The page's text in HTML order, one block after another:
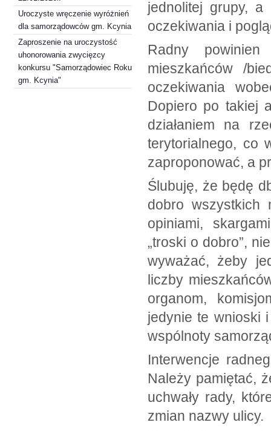
Uroczyste wręczenie wyróżnień
dla samorządowców gm. Kcynia
Zaproszenie na uroczystość
uhonorowania zwycięzcy
konkursu "Samorządowiec Roku
gm. Kcynia"
jednolitej grupy, a
oczekiwania i
Radny
mieszkańców /
oczekiwania
Dopiero po takiej
działaniem na
terytorialnego, co
zaproponować, a
Ślubuję, że będę
dobro wszystkich
opiniami,
„troski o dobro”,
wyważać, żeby
liczby
organom,
jedynie te wnioski
wspólnoty
Interwencje
Należy pamiętać,
uchwały rady,
zmian nazwy ulicy.